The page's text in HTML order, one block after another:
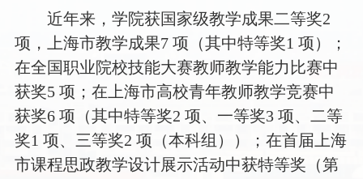
近年来，学院获国家级教学成果二等奖2
项，上海市教学成果7 项（其中特等奖1 项）；
在全国职业院校技能大赛教师教学能力比赛中
获奖5 项；在上海市高校青年教师教学竞赛中
获奖6 项（其中特等奖2 项、一等奖3 项、二等
奖1 项、三等奖2 项（本科组））；在首届上海
市课程思政教学设计展示活动中获特等奖（第